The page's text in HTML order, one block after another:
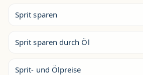
Sprit sparen
Sprit sparen durch Öl
Sprit- und Ölpreise